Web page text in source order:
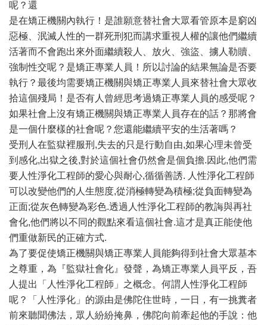
呢？還
是在矯正機關內執行！是誰願意替社會大眾看管原本是窮凶
惡極、泯滅人性的一群死刑犯而講求重視人權的讓他們繼續
活著而不會跑出來外面繼續殺人、放火、強盜、擄人勒贖、
強制性交呢？是矯正專業人員！所以討論的結果無論是否要
執行？最後均需要矯正機關與矯正專業人員來替社會大眾收
拾這個殘局！是否有人曾經思考過矯正專業人員的感受呢？
如果社會上沒有矯正機關與矯正專業人員存在的話？那將會
是一個什麼樣的社會呢？您還能繼續平安的生活著嗎？
受刑人在監獄裡服刑,失去的只是行動自由,如果心理未曾受
到感化,出獄之後,對於這個社會仍然會是個負擔.因此,他們需
要人性淨化工程師的愛心與耐心,循循善誘. 人性淨化工程師
可以改變他們的人生態度,從消極轉變為積極;從負面轉變為
正面;從灰色轉變為彩色.透過人性淨化工程師的教誨與再社
會化,他們將以不同的觀點來看這個社會.這才是真正能使他
們重做新民的正確方式.
為了要促使矯正機關與矯正專業人員能夠得到社會大眾基本
之尊重，為『監獄社會化』發聲，為矯正專業人員平反，吾
人提出「人性淨化工程師」之概念。何謂人性淨化工程師
呢？「人性淨化」的源由是佛陀住世時，一日，有一挑糞者
前來聽聞佛法，眾人紛紛掩鼻，佛陀向前牽起他的手說：他